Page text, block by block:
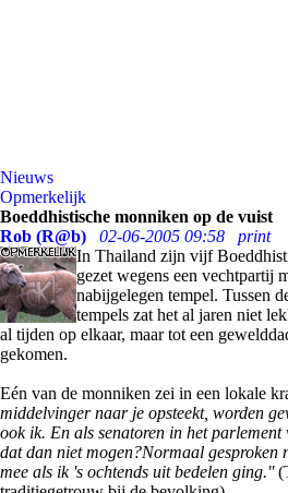
Nieuws
Opmerkelijk
Boeddhistische monniken op de vuist
Rob (R@b)
02-06-2005 09:58
print
In Thailand zijn vijf
gezet wegens een vechtpartij
nabijgelegen tempel. Tussen
tempels zat het al jaren niet
al tijden op elkaar, maar tot een
gekomen.
Eén van de monniken zei in een lokale
middelvinger naar je opsteekt, worden
ook ik. En als senatoren in het
dat dan niet mogen?Normaal gesproken
mee als ik 's ochtends uit bedelen ging.''